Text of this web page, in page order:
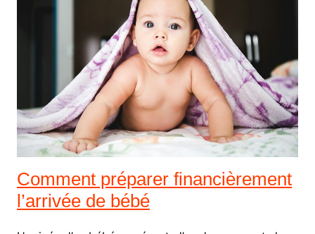
Comment préparer financièrement
l’arrivée de bébé